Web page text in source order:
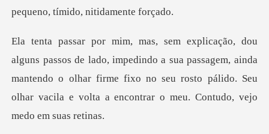
pequen
dindo a sua passagem, ainda
mantendo o olhar firme fixo no seu rosto pálido. S